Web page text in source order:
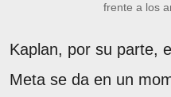
frente a los
Kaplan, por su parte,
Meta se da en un